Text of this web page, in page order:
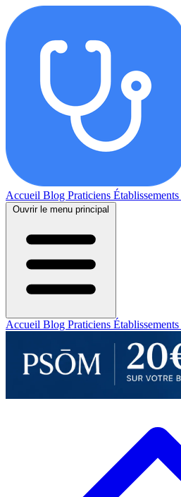
Accueil Blog Praticiens Établissements
Ouvrir le menu principal
Accueil Blog Praticiens Établissements